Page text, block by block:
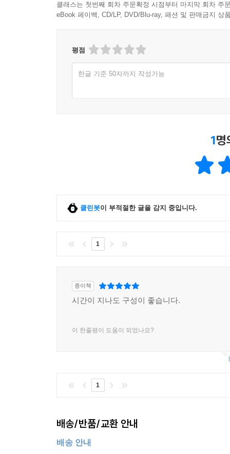
__8.2 서버 여러 대에 애플리케이션 배포하기
____8.2.3 개발자 PC에서 Dockerfile 작성하기
____8.2.4 개발자 PC에서 SSH 키 생성하기
____8.2.5 배포 서버에 Git 설치 및 저장소 생성하기
____8.2.11 애플리케이션 서버에 Docker 설치하기
____8.2.12 애플리케이션 서버에 SSH 키 설정하기
__9.1 모니터링 서버 Dockerfile 작성하기
__9.3 웹 브라우저에서 그래프 확인
10장 ▶ Amazon Web Services에서 Docker 사용
____10.2.1 AWS 콘솔에서 Docker 애플리케이션
____10.2.2 Docker Hub 공개 저장소 이미지 사용
____10.2.4 Git으로 Elastic Beanstalk Docker 애플
__11.3 Container Engine에서 Docker 사용하기
__13.1 Docker Hub 가입하기
__13.3 Docker Hub 개인 저장소 생성하기
클래스는 첫번째 회차 주문확정 시점부터 마지막 회차 주
eBook 페이백, CD/LP, DVD/Blu-ray, 패션 및 판매금지 상
평점
한글 기준 50자까지 작성가능
1명
클린봇이 부적절한 글을 감지 중입니다.
1
종이책
시간이 지나도 구성이 좋습니다.
이 한줄평이 도움이 되었나요?
1
배송/반품/교환 안내
배송 안내